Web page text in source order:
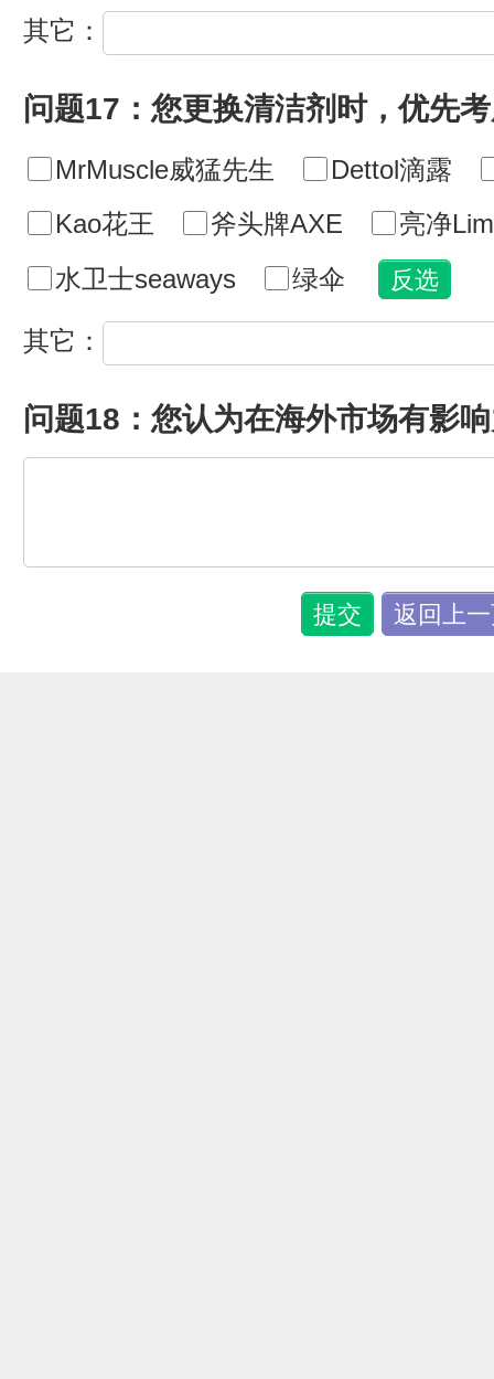
其它：
问题17：您更换清洁剂时，优先
MrMuscle威猛先生
Dettol滴露
Kao花王
斧头牌AXE
亮净
水卫士seaways
绿伞
其它：
问题18：您认为在海外市场有影